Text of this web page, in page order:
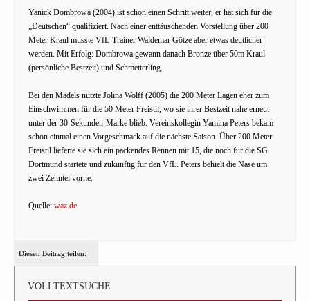
Yanick Dombrowa (2004) ist schon einen Schritt weiter, er hat sich für die
„Deutschen“ qualifiziert. Nach einer enttäuschenden Vorstellung über 200
Meter Kraul musste VfL-Trainer Waldemar Götze aber etwas deutlicher
werden. Mit Erfolg: Dombrowa gewann danach Bronze über 50m Kraul
(persönliche Bestzeit) und Schmetterling.
Bei den Mädels nutzte Jolina Wolff (2005) die 200 Meter Lagen eher zum
Einschwimmen für die 50 Meter Freistil, wo sie ihrer Bestzeit nahe erneut
unter der 30-Sekunden-Marke blieb. Vereinskollegin Yamina Peters bekam
schon einmal einen Vorgeschmack auf die nächste Saison. Über 200 Meter
Freistil lieferte sie sich ein packendes Rennen mit 15, die noch für die SG
Dortmund startete und zukünftig für den VfL. Peters behielt die Nase um
zwei Zehntel vorne.
Quelle: waz.de
Diesen Beitrag teilen:
VOLLTEXTSUCHE